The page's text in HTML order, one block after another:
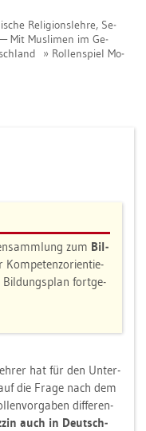
Re­li­gi­ons­leh­re, Se­
Mit Mus­li­men im Ge­
Rol­len­spiel Mo­
zum Bil­
Kom­pe­tenz­ori­en­tie­
Bil­dungs­plan fort­ge­
hat für den Un­ter­
die Frage nach dem
dif­fe­ren­
auch in Deutsch­